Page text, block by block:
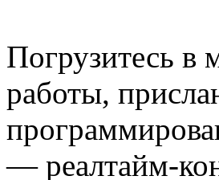
Погрузитесь в
работы,
— реалтайм-